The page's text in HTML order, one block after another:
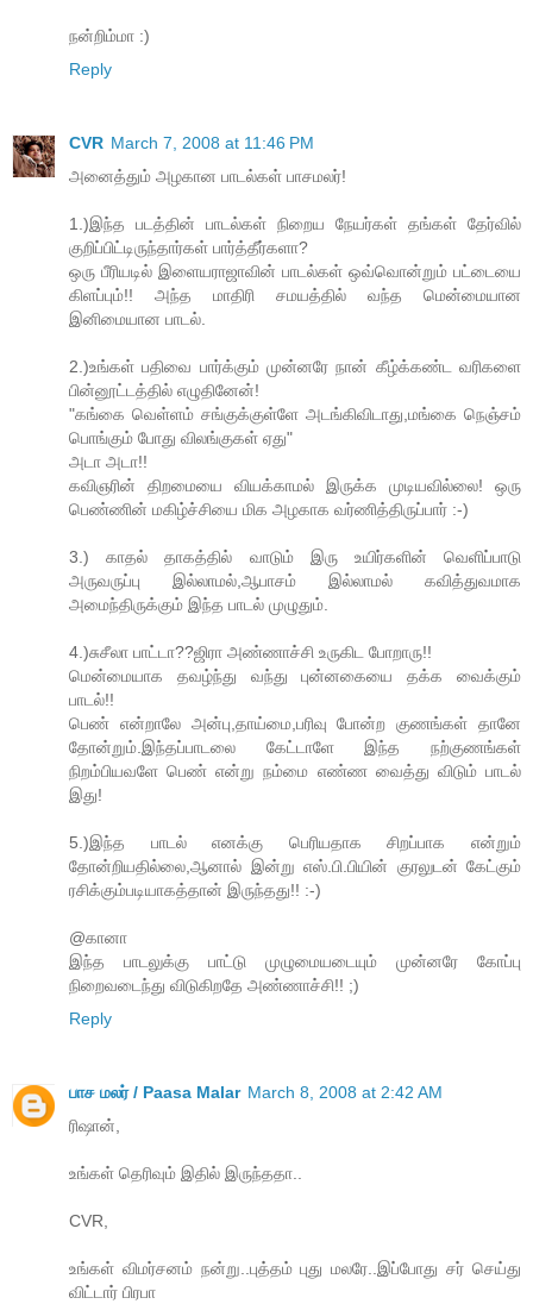
நன்றிம்மா :)
Reply
CVR March 7, 2008 at 11:46 PM
அனைத்தும் அழகான பாடல்கள் பாசமலர்!
1.)இந்த படத்தின் பாடல்கள் நிறைய நேயர்கள் தங்கள் தேர்வில்
குறிப்பிட்டிருந்தார்கள் பார்த்தீர்களா?
ஒரு பீரியடில் இளையராஜாவின் பாடல்கள் ஒவ்வொன்றும் பட்டையை
கிளப்பும்!! அந்த மாதிரி சமயத்தில் வந்த மென்மையான
இனிமையான பாடல்.
2.)உங்கள் பதிவை பார்க்கும் முன்னரே நான் கீழ்க்கண்ட வரிகளை
பின்னூட்டத்தில் எழுதினேன்!
"கங்கை வெள்ளம் சங்குக்குள்ளே அடங்கிவிடாது,மங்கை நெஞ்சம்
பொங்கும் போது விலங்குகள் ஏது"
அடா அடா!!
கவிஞரின் திறமையை வியக்காமல் இருக்க முடியவில்லை! ஒரு
பெண்ணின் மகிழ்ச்சியை மிக அழகாக வர்ணித்திருப்பார் :-)
3.) காதல் தாகத்தில் வாடும் இரு உயிர்களின் வெளிப்பாடு
அருவருப்பு இல்லாமல்,ஆபாசம் இல்லாமல் கவித்துவமாக
அமைந்திருக்கும் இந்த பாடல் முழுதும்.
4.)சுசீலா பாட்டா??ஜிரா அண்ணாச்சி உருகிட போறாரு!!
மென்மையாக தவழ்ந்து வந்து புன்னகையை தக்க வைக்கும்
பாடல்!!
பெண் என்றாலே அன்பு,தாய்மை,பரிவு போன்ற குணங்கள் தானே
தோன்றும்.இந்தப்பாடலை கேட்டாளே இந்த நற்குணங்கள்
நிறம்பியவளே பெண் என்று நம்மை எண்ண வைத்து விடும் பாடல்
இது!
5.)இந்த பாடல் எனக்கு பெரியதாக சிறப்பாக என்றும்
தோன்றியதில்லை,ஆனால் இன்று எஸ்.பி.பியின் குரலுடன் கேட்கும்
ரசிக்கும்படியாகத்தான் இருந்தது!! :-)
@கானா
இந்த பாடலுக்கு பாட்டு முழுமையடையும் முன்னரே கோப்பு
நிறைவடைந்து விடுகிறதே அண்ணாச்சி!! ;)
Reply
பாச மலர் / Paasa Malar March 8, 2008 at 2:42 AM
ரிஷான்,
உங்கள் தெரிவும் இதில் இருந்ததா..
CVR,
உங்கள் விமர்சனம் நன்று..புத்தம் புது மலரே..இப்போது சர் செய்து
விட்டார் பிரபா